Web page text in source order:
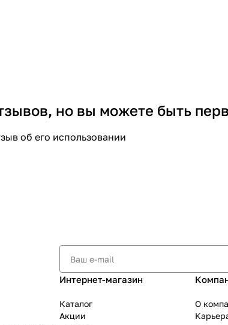
но вы можете быть
об его использовании
Интернет-магазин
Каталог
Акции
О